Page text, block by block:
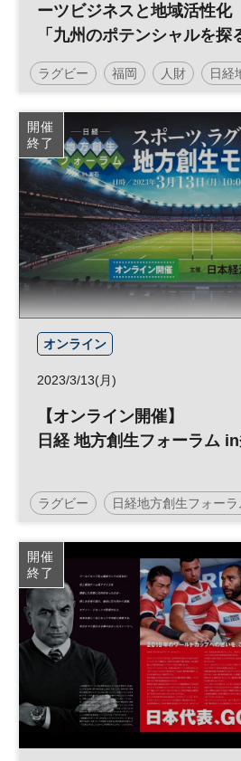
ーツビジネスと地域活性化
「九州のポテンシャルを探
人財育成とは～」
ラグビー 福岡 人財 日経
地方創生 スポーツ SDGs
スポーツビジネス 参加無料
開催
終了
オンライン
2023/3/13(月)
【オンライン開催】
日経 地方創生フォーラム
ラグビー 日経地方創生フォーラ
スポーツ SDGs
参加無料
開催
終了